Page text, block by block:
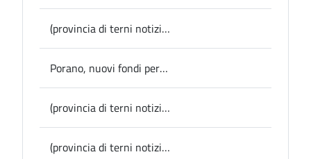
(provincia di terni notizie) Provincia, viabilità: via ai lavori a Montecastrilli sulla Sp 9
Porano, nuovi fondi per la biblioteca comunale dove è stato aperto anche “L’Angolo di Roberta”
(provincia di terni notizie) Montecchio, grande festa per Enedina Fossati che compie 101 anni
(provincia di terni notizie) Provincia, variazioni di bilancio e mozioni e ordini del giorno su autonomia differenziata, impianti odorigeni e dimensionamento scolastico